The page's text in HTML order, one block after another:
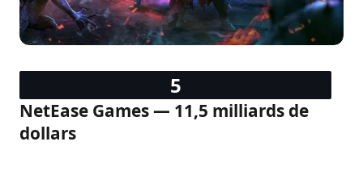
NetEase Games — 11,5 milliards de
dollars